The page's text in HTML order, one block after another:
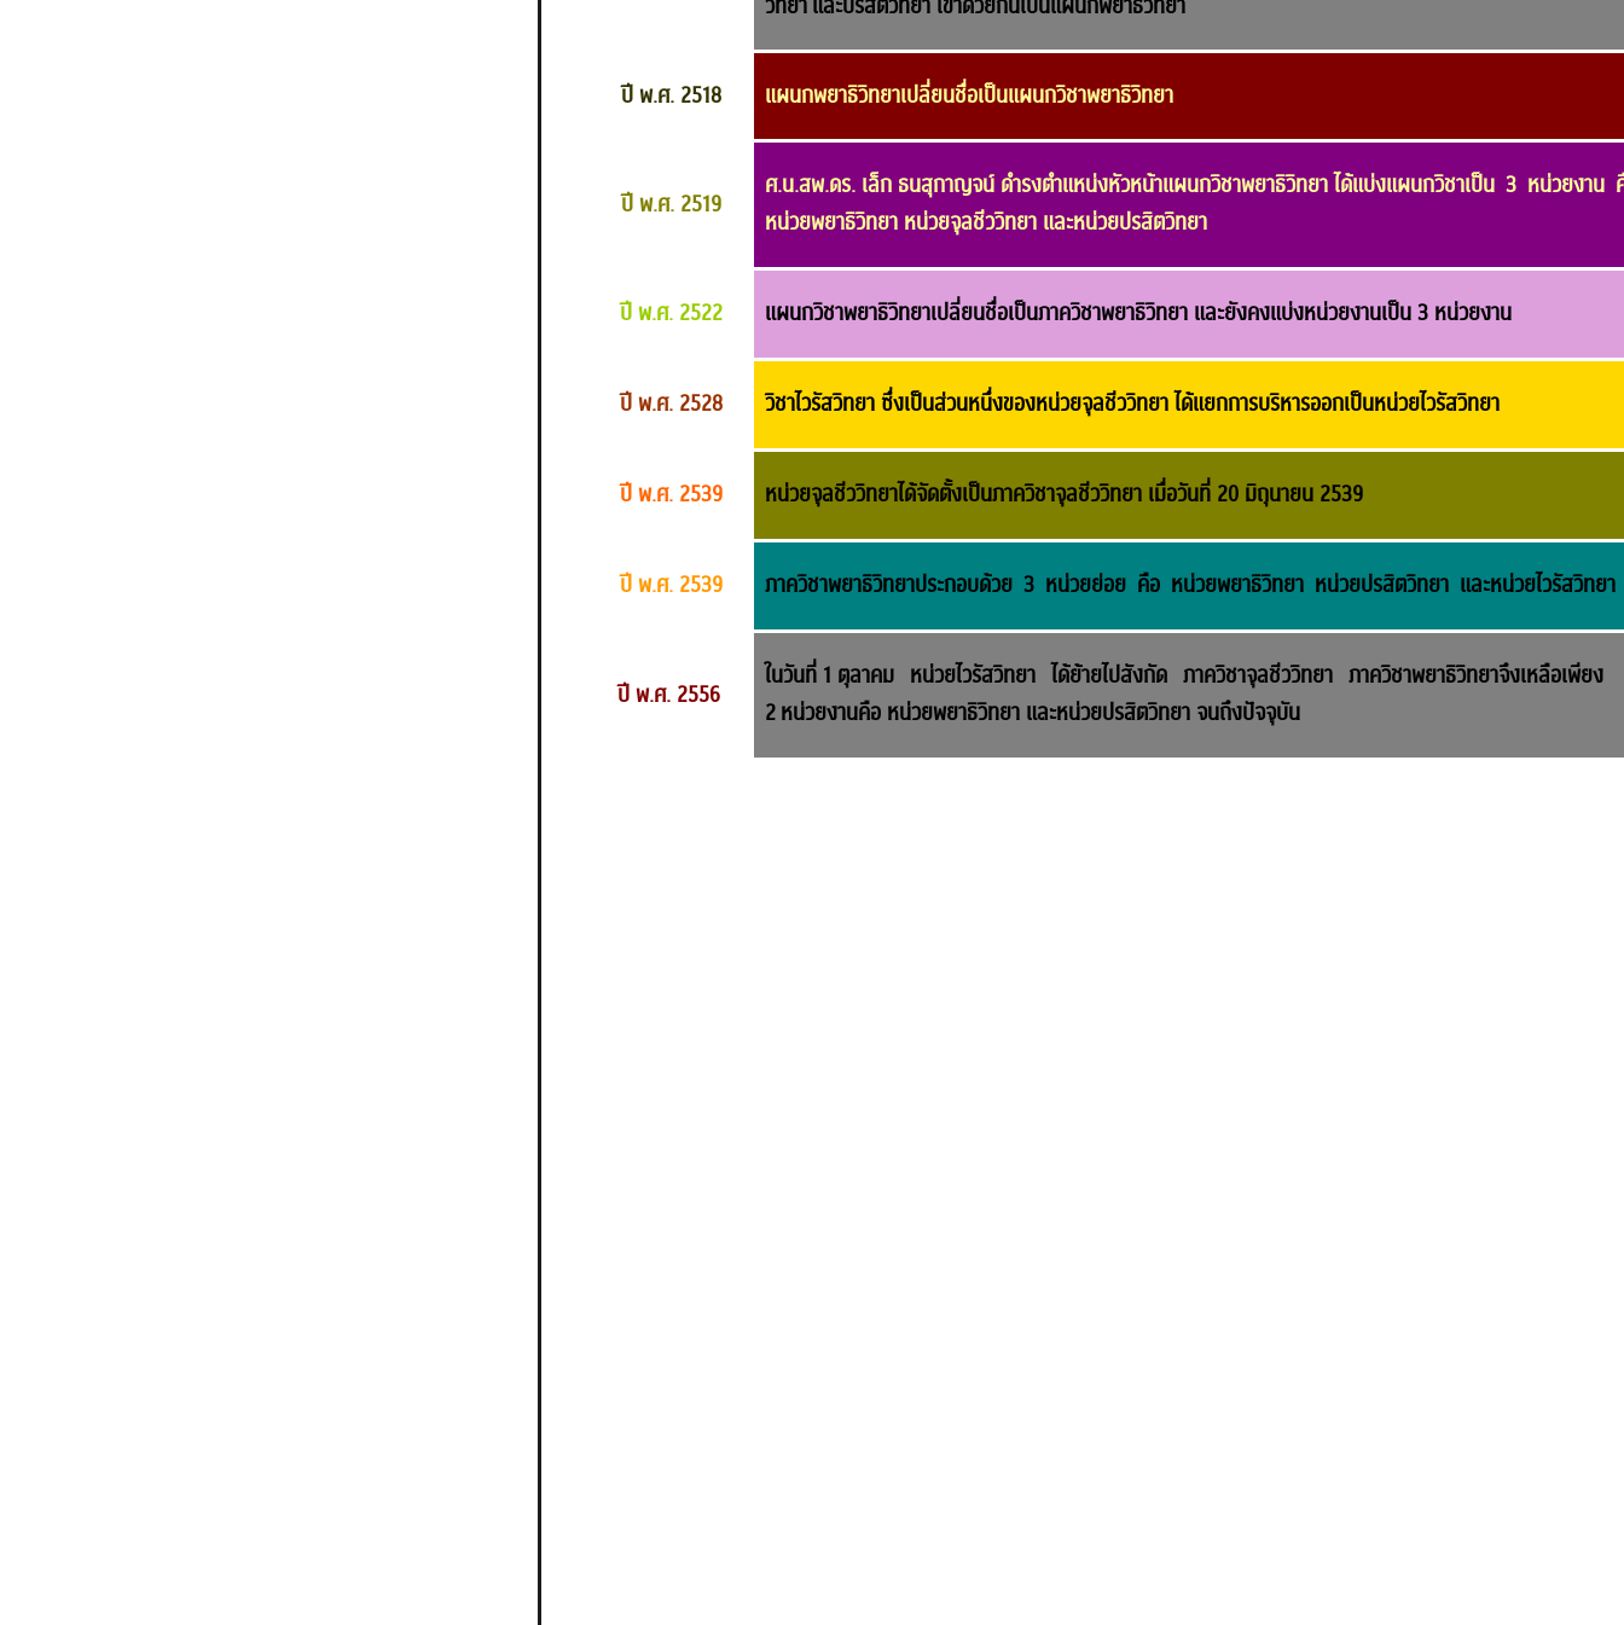
วิทยาและปรสิตวิทยา เข้าด้วยกันเป็นแผนกพยาธิวิทยา
ปี พ.ศ. 2518 แผนกพยาธิวิทยาเปลี่ยนชื่อเป็นแผนกวิชาพยาธิวิทยา
ปี พ.ศ. 2519
ศ.น.สพ.ดร. เล็ก ธนสุกาญจน์ ดำรงตำแหน่งหัวหน้าแผนกวิชาพยาธิวิทยา ได้แบ่งแผนกวิชาเป็น 3 หน่วยงาน
หน่วยพยาธิวิทยา หน่วยจุลชีววิทยา และหน่วยปรสิตวิทยา
ปี พ.ศ. 2522 แผนกวิชาพยาธิวิทยาเปลี่ยนชื่อเป็นภาควิชาพยาธิวิทยา และยังคงแบ่งหน่วยงานเป็น 3 หน่วยงาน
ปี พ.ศ. 2528 วิชาไวรัสวิทยา ซึ่งเป็นส่วนหนึ่งของหน่วยจุลชีววิทยา ได้แยกการบริหารออกเป็นหน่วยไวรัสวิทยา
ปี พ.ศ. 2539 หน่วยจุลชีววิทยาได้จัดตั้งเป็นภาควิชาจุลชีววิทยา เมื่อวันที่ 20 มิถุนายน 2539
ปี พ.ศ. 2539 ภาควิชาพยาธิวิทยาประกอบด้วย 3 หน่วยย่อย คือ หน่วยพยาธิวิทยา หน่วยปรสิตวิทยา และหน่วยไวรัสวิทยา
ปี พ.ศ. 2556
ในวันที่ 1 ตุลาคม หน่วยไวรัสวิทยา ได้ย้ายไปสังกัด ภาควิชาจุลชีววิทยา ภาควิชาพยาธิวิทยาจึงเหลือเพียง
2 หน่วยงานคือ หน่วยพยาธิวิทยา และหน่วยปรสิตวิทยา จนถึงปัจจุบัน